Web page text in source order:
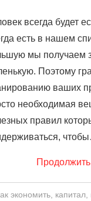
всегда будет
есть в нашем
мы получаем
Поэтому
ваших
необходимая
правил
экономить, капитал